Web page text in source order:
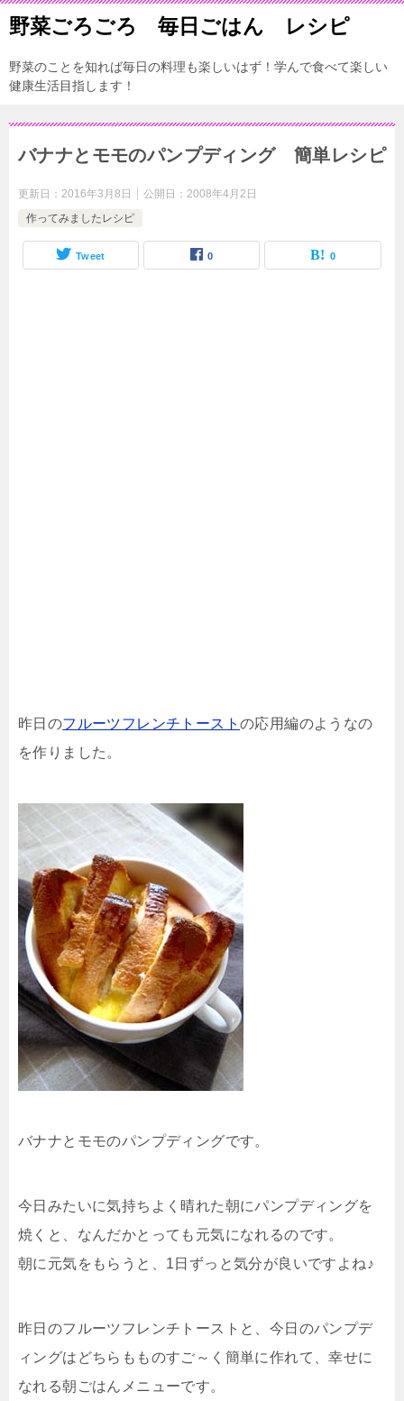
野菜ごろごろ 毎日ごはん レシピ
野菜のことを知れば毎日の料理も楽しいはず！学んで食べて楽しい
健康生活目指します！
バナナとモモのパンプディング 簡単レシピ
更新日： 2016年3月8日 公開日： 2008年4月2日
作ってみましたレシピ
Tweet 0 0
昨日のフルーツフレンチトーストの応用編のようなの
を作りました。
バナナとモモのパンプディングです。
今日みたいに気持ちよく晴れた朝にパンプディングを
焼くと、なんだかとっても元気になれるのです。
朝に元気をもらうと、1日ずっと気分が良いですよね♪
昨日のフルーツフレンチトーストと、今日のパンプデ
ィングはどちらもものすご～く簡単に作れて、幸せに
なれる朝ごはんメニューです。